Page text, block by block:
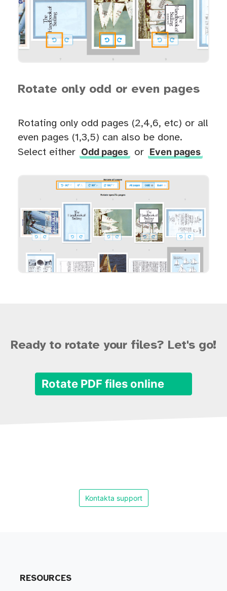
Rotate only odd or even pages
Rotating only odd pages (2,4,6, etc) or all
even pages (1,3,5) can also be done.
Select either Odd pages or Even pages
Ready to rotate your files? Let's go!
Rotate PDF files online
Kontakta support
RESOURCES